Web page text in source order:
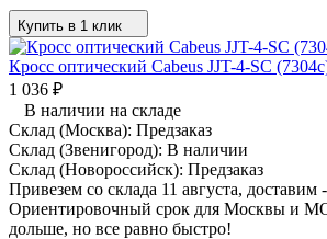
Купить в 1 клик
Кросс оптический Cabeus JJT-4-SC
1 036 ₽
В наличии на складе
Склад (Москва): Предзаказ
Склад (Звенигород): В наличии
Склад (Новороссийск): Предзаказ
Привезем со склада 11 августа, доставим
Ориентировочный срок для Москвы и
дольше, но все равно быстро!